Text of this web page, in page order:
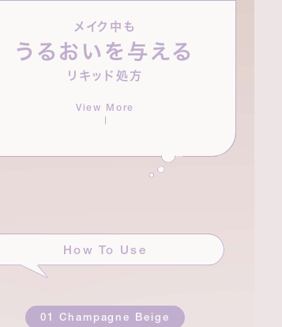
メイク中も
うるおいを与える
リキッド処方
モロッコ産ウチワサボテンオイル*¹ やカーネーション
花エキス
、カミツレ花エキス*²
など、植物美容液成
分を配合。乾燥しやすい頬や目もとの肌をやさしくケ
View More
How To Use
01 Champagne Beige